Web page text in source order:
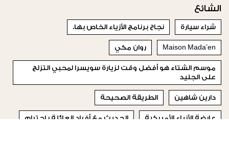
الشائع
شراء سيارة نجاح برنامج الأزياء الخاص بها،
Maison Mada’en روان مكي
موسم الشتاء هو أفضل وقت لزيارة سويسرا لمحبي التزلج
على الجليد
دارين شاهين الطريقة الصحيحة
عارضة الأزياء الأميركية الحديث مع أفراد العائلة باحترام